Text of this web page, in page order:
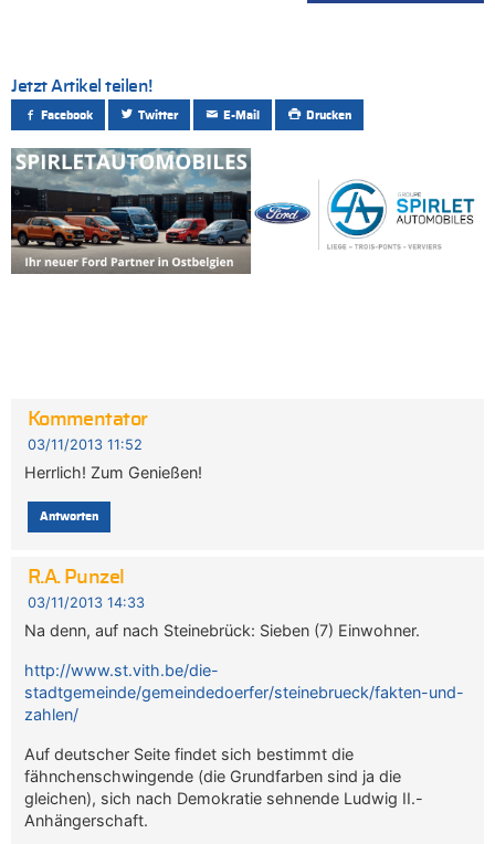
Jetzt Artikel teilen!
Facebook Twitter E-Mail Drucken
Kommentator
03/11/2013 11:52
Herrlich! Zum Genießen!
Antworten
R.A. Punzel
03/11/2013 14:33
Na denn, auf nach Steinebrück: Sieben (7) Einwohner.
http://www.st.vith.be/die-
stadtgemeinde/gemeindedoerfer/steinebrueck/fakten-und-
zahlen/
Auf deutscher Seite findet sich bestimmt die
fähnchenschwingende (die Grundfarben sind ja die
gleichen), sich nach Demokratie sehnende Ludwig II.-
Anhängerschaft.